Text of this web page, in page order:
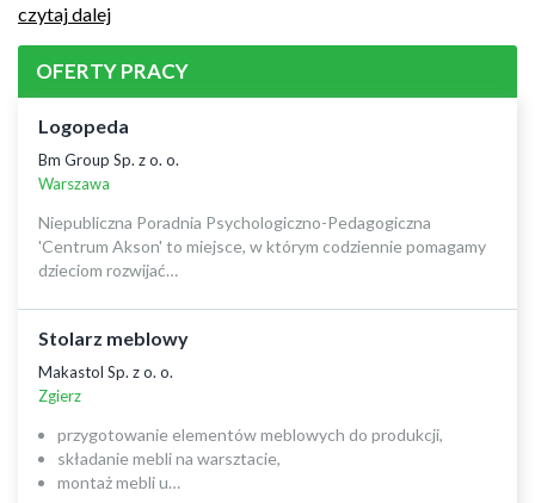
czytaj dalej
OFERTY PRACY
Logopeda
Bm Group Sp. z o. o.
Warszawa
Niepubliczna Poradnia Psychologiczno-Pedagogiczna
'Centrum Akson' to miejsce, w którym codziennie pomagamy
dzieciom rozwijać…
Stolarz meblowy
Makastol Sp. z o. o.
Zgierz
przygotowanie elementów meblowych do produkcji,
składanie mebli na warsztacie,
montaż mebli u…